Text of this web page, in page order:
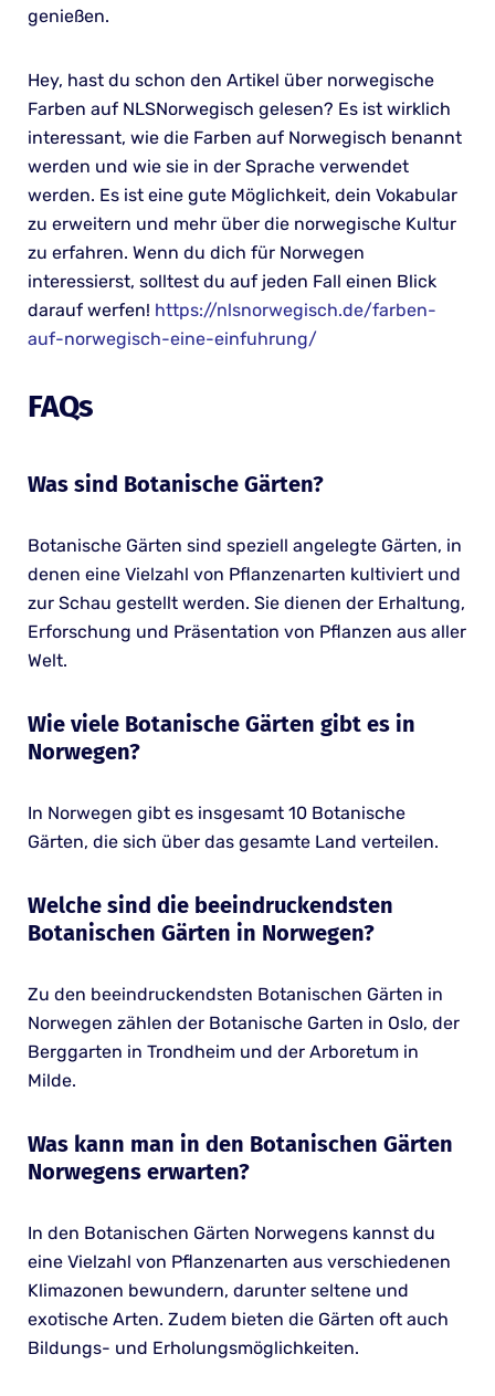
genießen.
Hey, hast du schon den Artikel über norwegische
Farben auf NLSNorwegisch gelesen? Es ist wirklich
interessant, wie die Farben auf Norwegisch benannt
werden und wie sie in der Sprache verwendet
werden. Es ist eine gute Möglichkeit, dein Vokabular
zu erweitern und mehr über die norwegische Kultur
zu erfahren. Wenn du dich für Norwegen
interessierst, solltest du auf jeden Fall einen Blick
darauf werfen! https://nlsnorwegisch.de/farben-
auf-norwegisch-eine-einfuhrung/
FAQs
Was sind Botanische Gärten?
Botanische Gärten sind speziell angelegte Gärten, in
denen eine Vielzahl von Pflanzenarten kultiviert und
zur Schau gestellt werden. Sie dienen der Erhaltung,
Erforschung und Präsentation von Pflanzen aus aller
Welt.
Wie viele Botanische Gärten gibt es in
Norwegen?
In Norwegen gibt es insgesamt 10 Botanische
Gärten, die sich über das gesamte Land verteilen.
Welche sind die beeindruckendsten
Botanischen Gärten in Norwegen?
Zu den beeindruckendsten Botanischen Gärten in
Norwegen zählen der Botanische Garten in Oslo, der
Berggarten in Trondheim und der Arboretum in
Milde.
Was kann man in den Botanischen Gärten
Norwegens erwarten?
In den Botanischen Gärten Norwegens kannst du
eine Vielzahl von Pflanzenarten aus verschiedenen
Klimazonen bewundern, darunter seltene und
exotische Arten. Zudem bieten die Gärten oft auch
Bildungs- und Erholungsmöglichkeiten.